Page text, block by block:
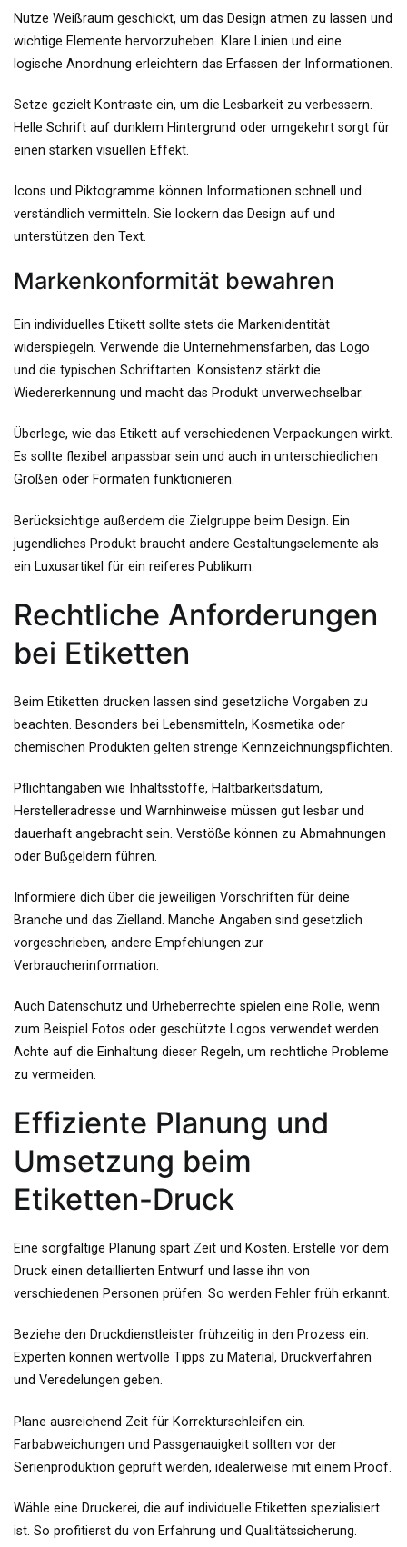
Nutze Weißraum geschickt, um das Design atmen zu lassen und
wichtige Elemente hervorzuheben. Klare Linien und eine
logische Anordnung erleichtern das Erfassen der Informationen.
Setze gezielt Kontraste ein, um die Lesbarkeit zu verbessern.
Helle Schrift auf dunklem Hintergrund oder umgekehrt sorgt für
einen starken visuellen Effekt.
Icons und Piktogramme können Informationen schnell und
verständlich vermitteln. Sie lockern das Design auf und
unterstützen den Text.
Markenkonformität bewahren
Ein individuelles Etikett sollte stets die Markenidentität
widerspiegeln. Verwende die Unternehmensfarben, das Logo
und die typischen Schriftarten. Konsistenz stärkt die
Wiedererkennung und macht das Produkt unverwechselbar.
Überlege, wie das Etikett auf verschiedenen Verpackungen wirkt.
Es sollte flexibel anpassbar sein und auch in unterschiedlichen
Größen oder Formaten funktionieren.
Berücksichtige außerdem die Zielgruppe beim Design. Ein
jugendliches Produkt braucht andere Gestaltungselemente als
ein Luxusartikel für ein reiferes Publikum.
Rechtliche Anforderungen
bei Etiketten
Beim Etiketten drucken lassen sind gesetzliche Vorgaben zu
beachten. Besonders bei Lebensmitteln, Kosmetika oder
chemischen Produkten gelten strenge Kennzeichnungspflichten.
Pflichtangaben wie Inhaltsstoffe, Haltbarkeitsdatum,
Herstelleradresse und Warnhinweise müssen gut lesbar und
dauerhaft angebracht sein. Verstöße können zu Abmahnungen
oder Bußgeldern führen.
Informiere dich über die jeweiligen Vorschriften für deine
Branche und das Zielland. Manche Angaben sind gesetzlich
vorgeschrieben, andere Empfehlungen zur
Verbraucherinformation.
Auch Datenschutz und Urheberrechte spielen eine Rolle, wenn
zum Beispiel Fotos oder geschützte Logos verwendet werden.
Achte auf die Einhaltung dieser Regeln, um rechtliche Probleme
zu vermeiden.
Effiziente Planung und
Umsetzung beim
Etiketten-Druck
Eine sorgfältige Planung spart Zeit und Kosten. Erstelle vor dem
Druck einen detaillierten Entwurf und lasse ihn von
verschiedenen Personen prüfen. So werden Fehler früh erkannt.
Beziehe den Druckdienstleister frühzeitig in den Prozess ein.
Experten können wertvolle Tipps zu Material, Druckverfahren
und Veredelungen geben.
Plane ausreichend Zeit für Korrekturschleifen ein.
Farbabweichungen und Passgenauigkeit sollten vor der
Serienproduktion geprüft werden, idealerweise mit einem Proof.
Wähle eine Druckerei, die auf individuelle Etiketten spezialisiert
ist. So profitierst du von Erfahrung und Qualitätssicherung.